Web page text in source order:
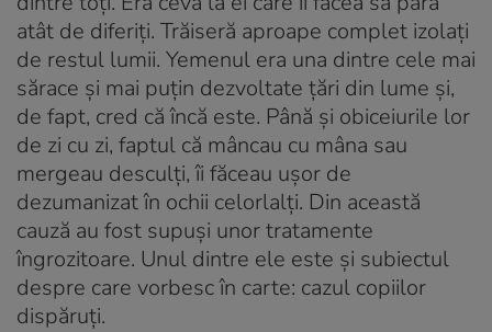
atât de diferiți. Trăiseră aproape complet izolați
de restul lumii. Yemenul era una dintre cele mai
sărace și mai puțin dezvoltate țări din lume și,
de fapt, cred că încă este. Până și obiceiurile lor
de zi cu zi, faptul că mâncau cu mâna sau
mergeau desculți, îi făceau ușor de
dezumanizat în ochii celorlalți. Din această
cauză au fost supuși unor tratamente
îngrozitoare. Unul dintre ele este și subiectul
despre care vorbesc în carte: cazul copiilor
dispăruți.